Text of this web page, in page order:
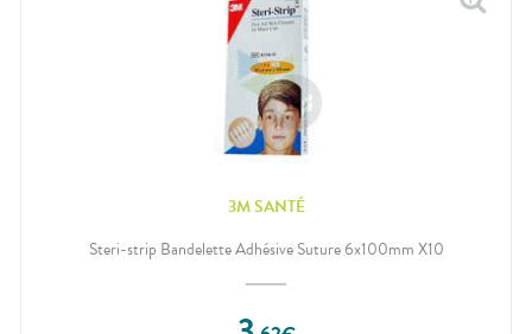
3M SANTÉ
Steri-strip Bandelette Adhésive Suture 6x100mm X10